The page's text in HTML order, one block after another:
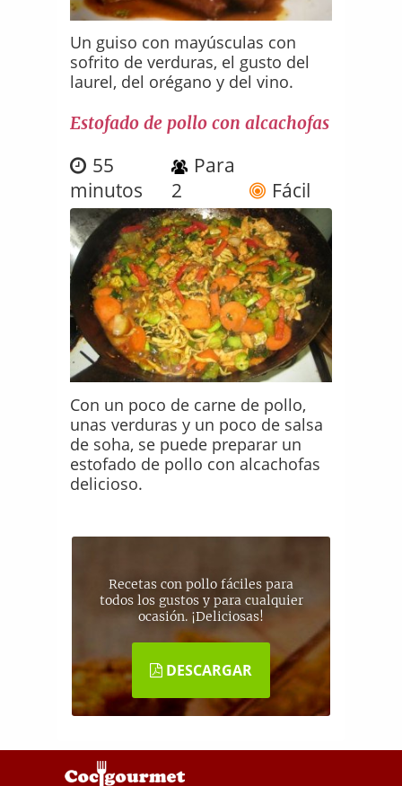
Un guiso con mayúsculas con
sofrito de verduras, el gusto del
laurel, del orégano y del vino.
Estofado de pollo con alcachofas
55
minutos
Para
2
Fácil
Con un poco de carne de pollo,
unas verduras y un poco de salsa
de soha, se puede preparar un
estofado de pollo con alcachofas
delicioso.
Recetas con pollo fáciles para
todos los gustos y para cualquier
ocasión. ¡Deliciosas!
DESCARGAR